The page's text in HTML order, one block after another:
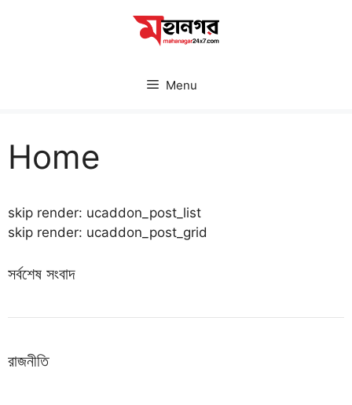
Menu
Home
skip render: ucaddon_post_list
skip render: ucaddon_post_grid
সর্বশেষ সংবাদ
রাজনীতি